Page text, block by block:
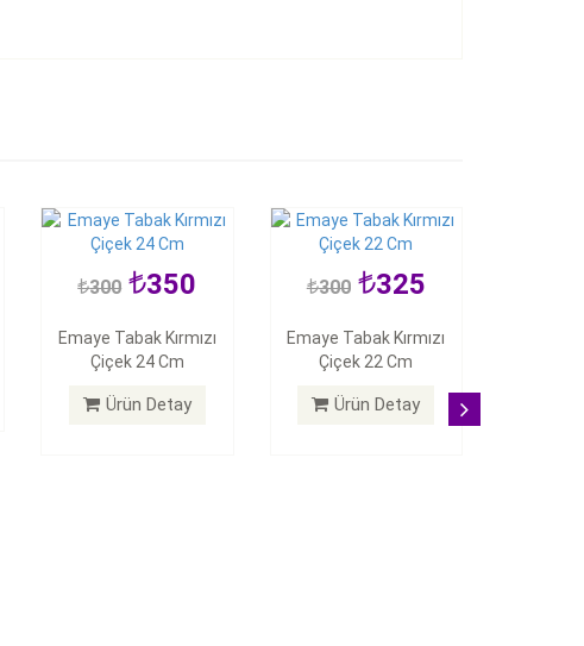
300 350
Emaye Tabak Kırmızı
Çiçek 24 Cm
Ürün Detay
300 325
Emaye Tabak Kırmızı
Çiçek 22 Cm
Ürün Detay